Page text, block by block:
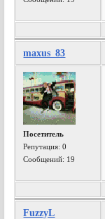
maxus_83
Посетитель
Репутация:0
Сообщений: 19
FuzzyL